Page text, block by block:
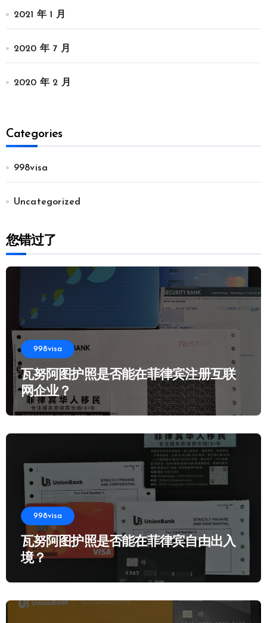
2021 年 1 月
2020 年 7 月
2020 年 2 月
Categories
998visa
Uncategorized
您错过了
998visa
瓦努阿图护照是否能在菲律宾注册互联
网企业？
998visa
瓦努阿图护照是否能在菲律宾自由出入
境？